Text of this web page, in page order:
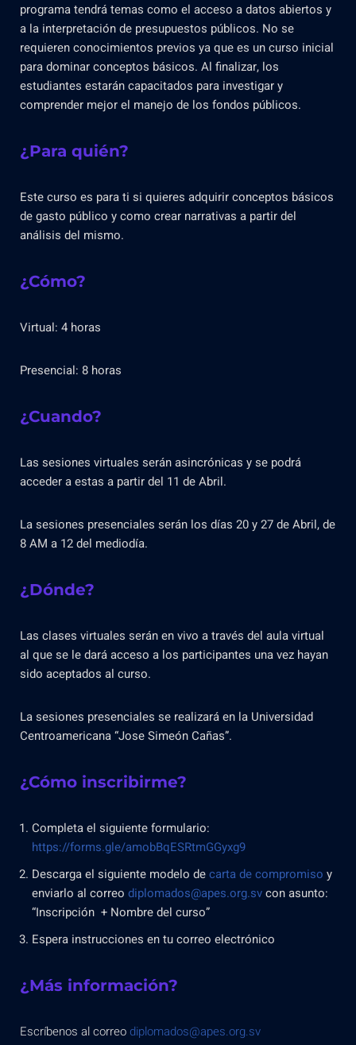
programa tendrá temas como el acceso a datos abiertos y
a la interpretación de presupuestos públicos. No se
requieren conocimientos previos ya que es un curso inicial
para dominar conceptos básicos. Al finalizar, los
estudiantes estarán capacitados para investigar y
comprender mejor el manejo de los fondos públicos.
¿Para quién?
Este curso es para ti si quieres adquirir conceptos básicos
de gasto público y como crear narrativas a partir del
análisis del mismo.
¿Cómo?
Virtual: 4 horas
Presencial: 8 horas
¿Cuando?
Las sesiones virtuales serán asincrónicas y se podrá
acceder a estas a partir del 11 de Abril.
La sesiones presenciales serán los días 20 y 27 de Abril, de
8 AM a 12 del mediodía.
¿Dónde?
Las clases virtuales serán en vivo a través del aula virtual
al que se le dará acceso a los participantes una vez hayan
sido aceptados al curso.
La sesiones presenciales se realizará en la Universidad
Centroamericana “Jose Simeón Cañas”.
¿Cómo inscribirme?
Completa el siguiente formulario:
https://forms.gle/amobBqESRtmGGyxg9
Descarga el siguiente modelo decarta de compromiso y
enviarlo al correo diplomados@apes.org.svcon asunto:
“Inscripción + Nombre del curso”
Espera instrucciones en tu correo electrónico
¿Más información?
Escríbenos al correodiplomados@apes.org.sv